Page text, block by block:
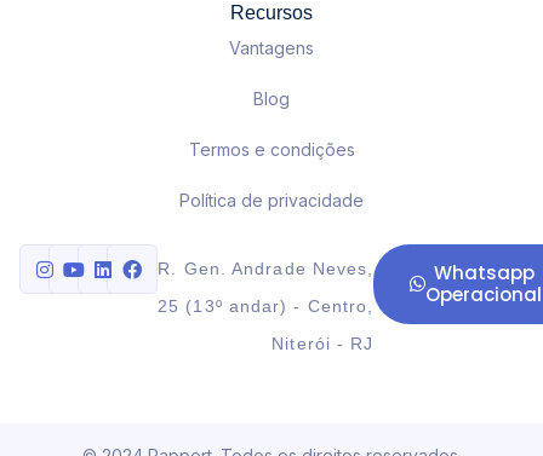
Recursos
Vantagens
Blog
Termos e condições
Política de privacidade
R. Gen. Andrade Neves,
25 (13º andar) - Centro,
Niterói - RJ
Whatsapp
Operacional